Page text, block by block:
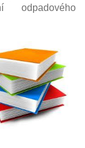
odpadového